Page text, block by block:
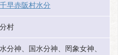
早赤阪村水分
村
分神、国水分神、罔象女神、